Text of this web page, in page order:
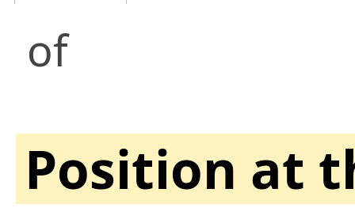
of
Position at